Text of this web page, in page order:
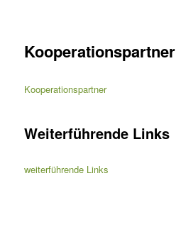
Kooperationspartner
Kooperationspartner
Weiterführende Links
weiterführende Links